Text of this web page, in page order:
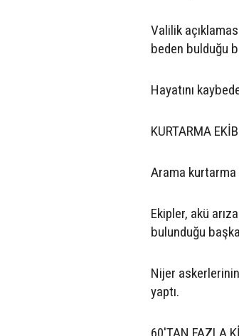
Valilik
beden bulduğu
Hayatını
KURTARMA
Arama kurtarma
Ekipler, akü
bulunduğu
Nijer
yaptı.